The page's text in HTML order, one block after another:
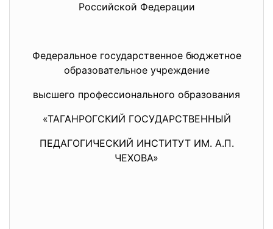
Российской Федерации
Федеральное государственное бюджетное
образовательное учреждение
высшего профессионального образования
«ТАГАНРОГСКИЙ ГОСУДАРСТВЕННЫЙ
ПЕДАГОГИЧЕСКИЙ ИНСТИТУТ ИМ. А.П.
ЧЕХОВА»